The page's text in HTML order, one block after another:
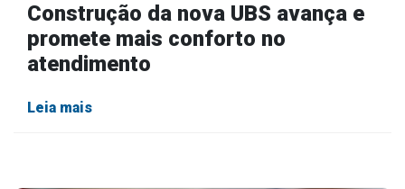
Construção da nova UBS avança e
promete mais conforto no
atendimento
Leia mais